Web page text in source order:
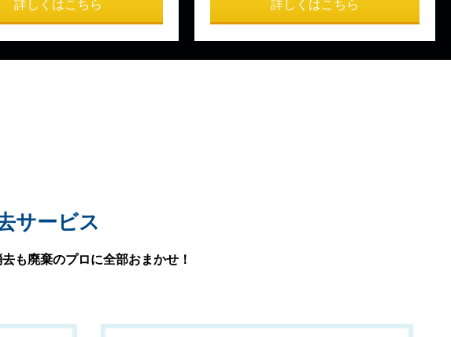
詳しくはこちら 詳しくはこちら
サービス
も廃棄のプロに全部おまかせ！